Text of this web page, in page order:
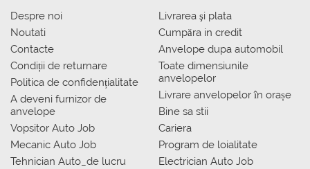
Despre noi
Noutati
Contacte
Condiții de returnare
Politica de confidențialitate
A deveni furnizor de
anvelope
Vopsitor Auto Job
Mecanic Auto Job
Tehnician Auto_de lucru
Livrarea şi plata
Сumpăra in credit
Anvelope dupa automobil
Toate dimensiunile
anvelopelor
Livrare anvelopelor în orașe
Bine sa stii
Cariera
Program de loialitate
Electrician Auto Job